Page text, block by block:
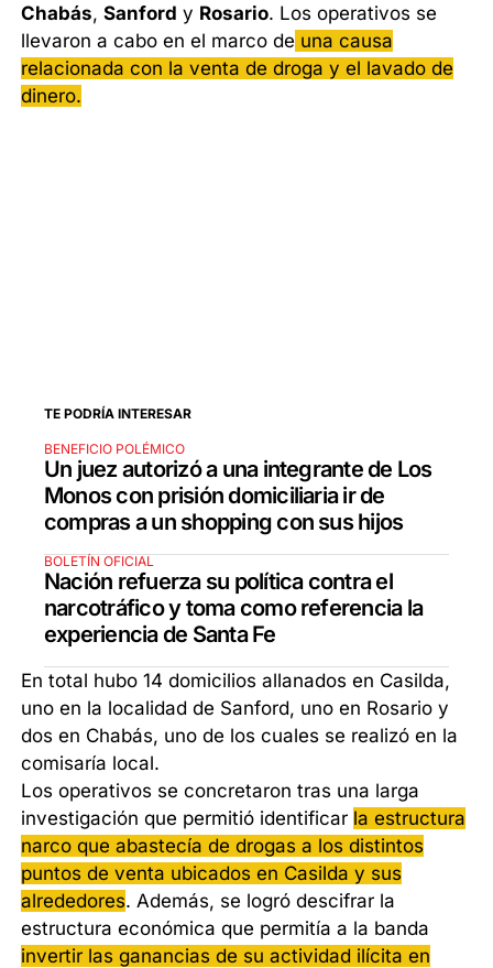
Chabás,Sanford y Rosario. Los operativos se
llevaron a cabo en el marco de una causa
relacionada con la venta de droga y el lavado de
dinero.
TE PODRÍA INTERESAR
BENEFICIO POLÉMICO
Un juez autorizó a una integrante de Los
Monos con prisión domiciliaria ir de
compras a un shopping con sus hijos
BOLETÍN OFICIAL
Nación refuerza su política contra el
narcotráfico y toma como referencia la
experiencia de Santa Fe
En total hubo 14 domicilios allanados en Casilda,
uno en la localidad de Sanford, uno en Rosario y
dos en Chabás, uno de los cuales se realizó en la
comisaría local.
Los operativos se concretaron tras una larga
investigación que permitió identificar la estructura
narco que abastecía de drogas a los distintos
puntos de venta ubicados en Casilda y sus
alrededores. Además, se logró descifrar la
estructura económica que permitía a la banda
invertir las ganancias de su actividad ilícita en